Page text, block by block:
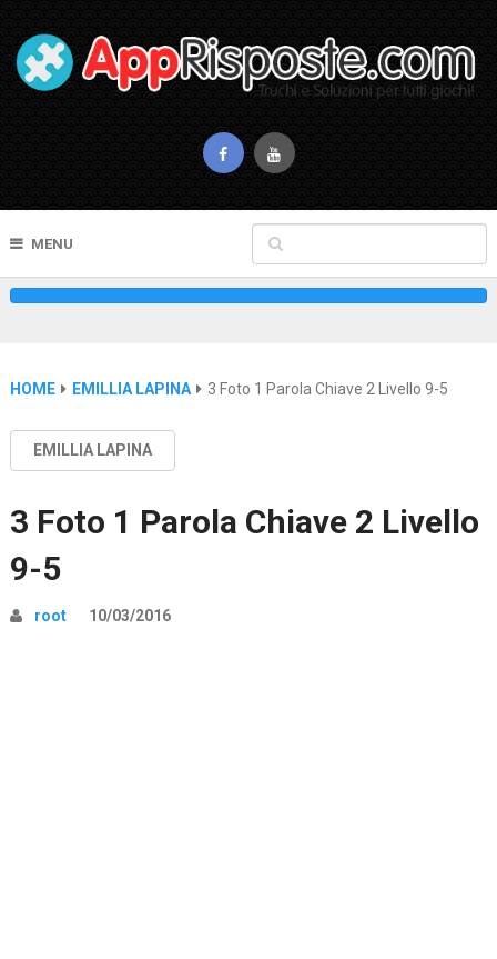
MENU
HOME EMILLIA LAPINA 3 Foto 1 Parola Chiave 2 Livello 9-5
EMILLIA LAPINA
3 Foto 1 Parola Chiave 2 Livello
9-5
root 10/03/2016